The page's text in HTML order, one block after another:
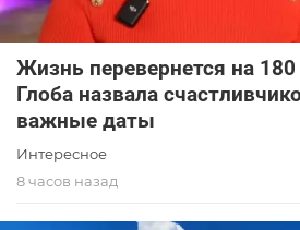
Жизнь перевернется на 180
Глоба назвала
важные даты
Интересное
8 часов назад